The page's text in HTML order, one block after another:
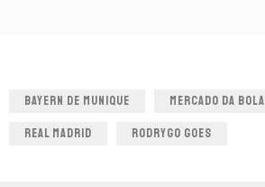
BAYERN DE MUNIQUE MERCADO DA BOLA
REAL MADRID RODRYGO GOES